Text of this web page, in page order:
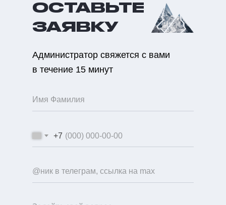
ОСТАВЬТЕ
ЗАЯВКУ
Администратор свяжется с вами
в течение 15 минут
+7